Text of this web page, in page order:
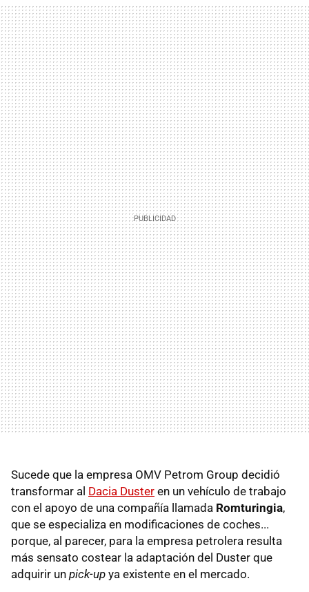
Sucede que la empresa OMV Petrom Group decidió
transformar al Dacia Duster en un vehículo de trabajo
con el apoyo de una compañía llamada Romturingia,
que se especializa en modificaciones de coches...
porque, al parecer, para la empresa petrolera resulta
más sensato costear la adaptación del Duster que
adquirir un pick-up ya existente en el mercado.